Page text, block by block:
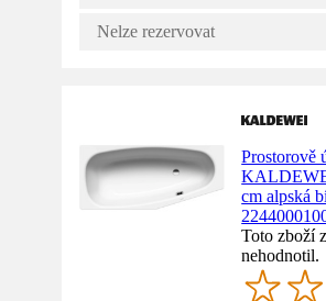
Nelze rezervovat
Prostorově
cm alpská
Toto zboží
nehodnotil.